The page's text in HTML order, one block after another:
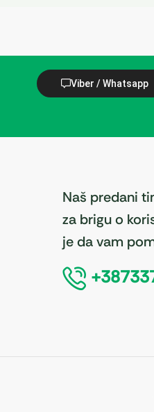
Viber / Whatsapp
Naš predani
za brigu o
je da vam